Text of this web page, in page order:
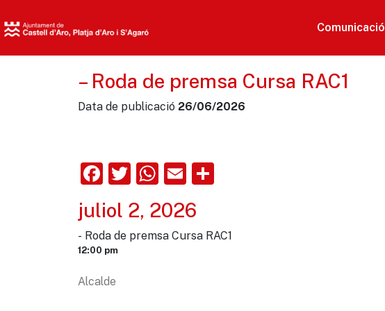
Comunicació
– Roda de premsa Cursa RAC1
Data de publicació 26/06/2026
Facebook
Twitter
WhatsApp
Email
juliol 2, 2026
- Roda de premsa Cursa RAC1
12:00 pm
Alcalde